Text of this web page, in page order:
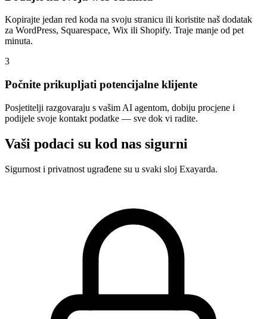
Kopirajte jedan red koda na svoju stranicu ili koristite naš dodatak
za WordPress, Squarespace, Wix ili Shopify. Traje manje od pet
minuta.
3
Počnite prikupljati potencijalne klijente
Posjetitelji razgovaraju s vašim AI agentom, dobiju procjene i
podijele svoje kontakt podatke — sve dok vi radite.
Vaši podaci su kod nas sigurni
Sigurnost i privatnost ugrađene su u svaki sloj Exayarda.